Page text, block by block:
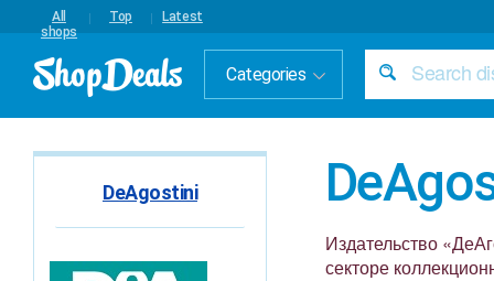
All
shops
Top Latest
Categories
DeAgostini
Издательство
секторе